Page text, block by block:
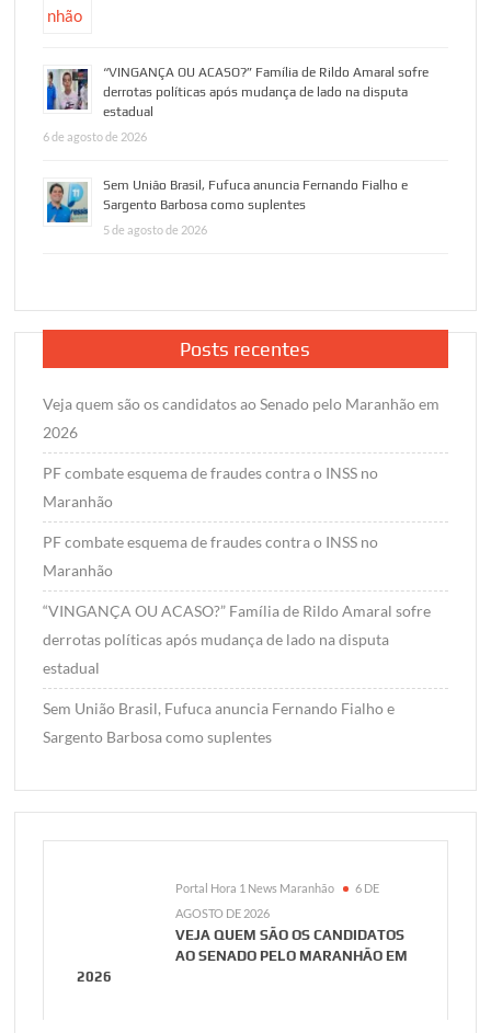
“VINGANÇA OU ACASO?” Família de Rildo Amaral sofre
derrotas políticas após mudança de lado na disputa
estadual
6 de agosto de 2026
Sem União Brasil, Fufuca anuncia Fernando Fialho e
Sargento Barbosa como suplentes
5 de agosto de 2026
Posts recentes
Veja quem são os candidatos ao Senado pelo Maranhão em
2026
PF combate esquema de fraudes contra o INSS no
Maranhão
PF combate esquema de fraudes contra o INSS no
Maranhão
“VINGANÇA OU ACASO?” Família de Rildo Amaral sofre
derrotas políticas após mudança de lado na disputa
estadual
Sem União Brasil, Fufuca anuncia Fernando Fialho e
Sargento Barbosa como suplentes
Portal Hora 1 News Maranhão
6 DE
AGOSTO DE 2026
VEJA QUEM SÃO OS CANDIDATOS
AO SENADO PELO MARANHÃO EM
2026